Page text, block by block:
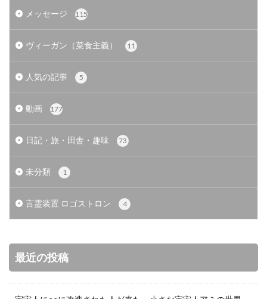
メッセージ 115
ヴィーガン（菜食主義） 11
人気の記事 5
動画 177
日記・旅・田舎・趣味 73
未分類 1
言霊装置 ロゴストロン 4
最近の投稿